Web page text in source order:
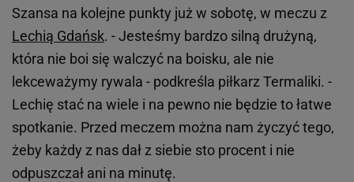
Szansa na kolejne punkty już w sobotę, w meczu z
Lechią Gdańsk. - Jesteśmy bardzo silną drużyną,
która nie boi się walczyć na boisku, ale nie
lekceważymy rywala - podkreśla piłkarz Termaliki. -
Lechię stać na wiele i na pewno nie będzie to łatwe
spotkanie. Przed meczem można nam życzyć tego,
żeby każdy z nas dał z siebie sto procent i nie
odpuszczał ani na minutę.